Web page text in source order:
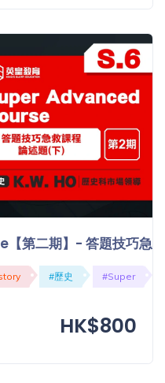
第二期】- 答題技巧急
#歷史 #Super
HK$800